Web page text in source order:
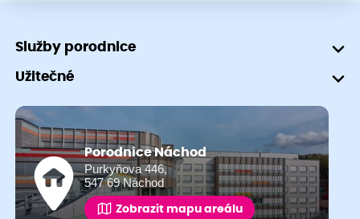
Služby porodnice
Užitečné
Porodnice Náchod
Purkyňova 446,
547 69 Náchod
Zobrazit mapu areálu